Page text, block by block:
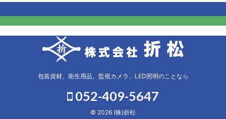
包装資材、衛生用品、監視カメラ、LED照明のことなら
052-409-5647
© 2026 (株)折松